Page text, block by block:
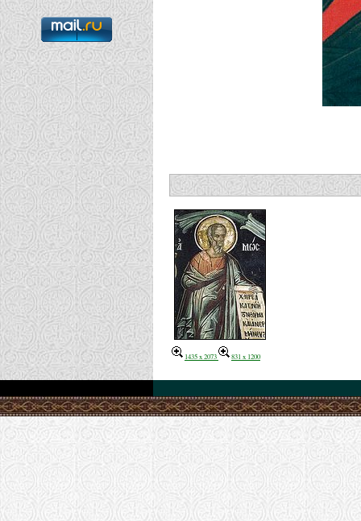
1435 x 2073 831 x 1200